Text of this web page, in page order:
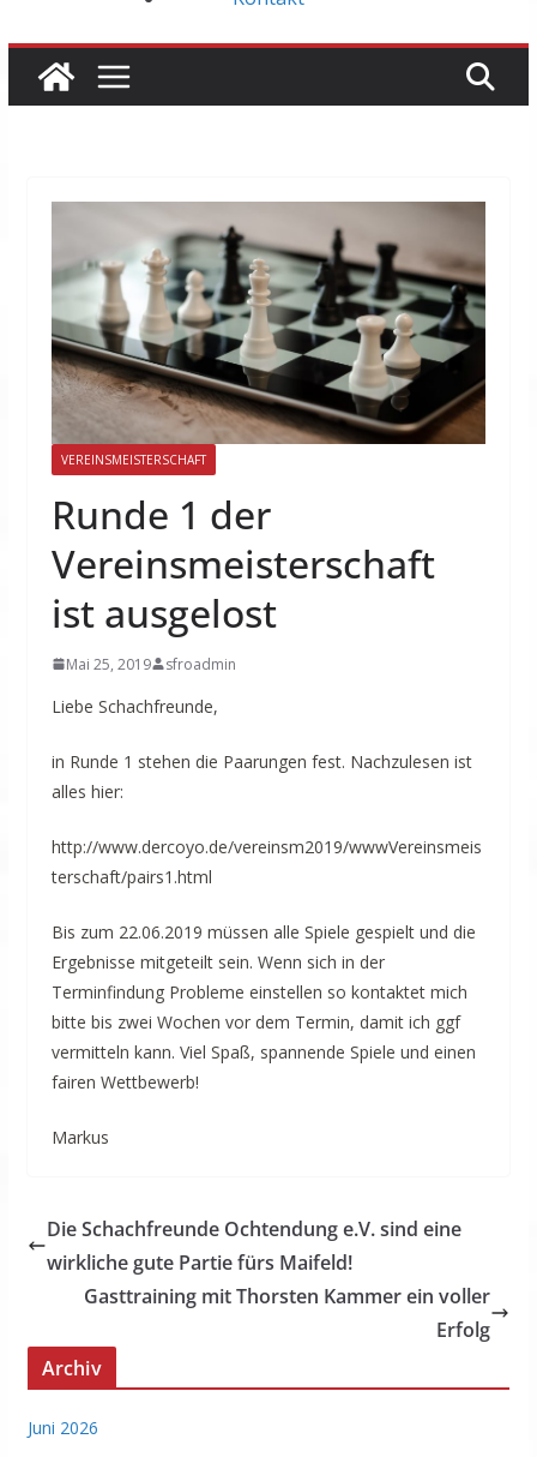
VEREINSMEISTERSCHAFT
Runde 1 der
Vereinsmeisterschaft
ist ausgelost
Mai 25, 2019 sfroadmin
Liebe Schachfreunde,
in Runde 1 stehen die Paarungen fest. Nachzulesen ist
alles hier:
http://www.dercoyo.de/vereinsm2019/wwwVereinsmeis
terschaft/pairs1.html
Bis zum 22.06.2019 müssen alle Spiele gespielt und die
Ergebnisse mitgeteilt sein. Wenn sich in der
Terminfindung Probleme einstellen so kontaktet mich
bitte bis zwei Wochen vor dem Termin, damit ich ggf
vermitteln kann. Viel Spaß, spannende Spiele und einen
fairen Wettbewerb!
Markus
Die Schachfreunde Ochtendung e.V. sind eine
wirkliche gute Partie fürs Maifeld!
Gasttraining mit Thorsten Kammer ein voller
Erfolg
Archiv
Juni 2026